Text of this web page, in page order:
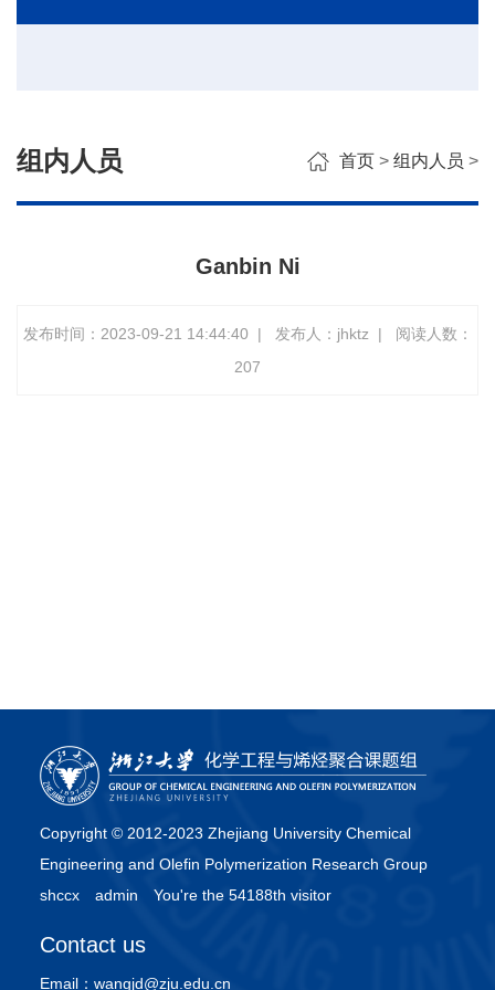
组内人员 首页 > 组内人员 >
Ganbin Ni
发布时间：2023-09-21 14:44:40 | 发布人：jhktz | 阅读人数：
207
Copyright © 2012-2023 Zhejiang University Chemical
Engineering and Olefin Polymerization Research Group
shccx
admin You're the 54188th visitor
Contact us
Email： wangjd@zju.edu.cn